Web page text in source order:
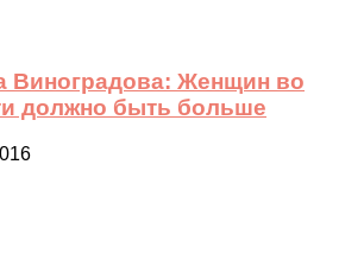
Виноградова: Женщин во
должно быть больше